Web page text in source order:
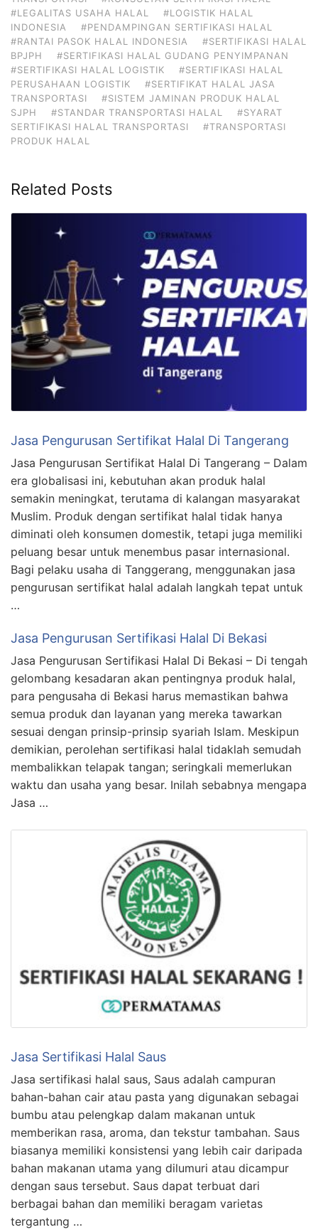
#LEGALITAS USAHA HALAL
#LOGISTIK HALAL
INDONESIA
#PENDAMPINGAN SERTIFIKASI HALAL
#RANTAI PASOK HALAL INDONESIA
#SERTIFIKASI HALAL
BPJPH
#SERTIFIKASI HALAL GUDANG PENYIMPANAN
#SERTIFIKASI HALAL LOGISTIK
#SERTIFIKASI HALAL
PERUSAHAAN LOGISTIK
#SERTIFIKAT HALAL JASA
TRANSPORTASI
#SISTEM JAMINAN PRODUK HALAL
SJPH
#STANDAR TRANSPORTASI HALAL
#SYARAT
SERTIFIKASI HALAL TRANSPORTASI
#TRANSPORTASI
PRODUK HALAL
Related Posts
Jasa Pengurusan Sertifikat Halal Di Tangerang
Jasa Pengurusan Sertifikat Halal Di Tangerang – Dalam
era globalisasi ini, kebutuhan akan produk halal
semakin meningkat, terutama di kalangan masyarakat
Muslim. Produk dengan sertifikat halal tidak hanya
diminati oleh konsumen domestik, tetapi juga memiliki
peluang besar untuk menembus pasar internasional.
Bagi pelaku usaha di Tanggerang, menggunakan jasa
pengurusan sertifikat halal adalah langkah tepat untuk
…
Jasa Pengurusan Sertifikasi Halal Di Bekasi
Jasa Pengurusan Sertifikasi Halal Di Bekasi – Di tengah
gelombang kesadaran akan pentingnya produk halal,
para pengusaha di Bekasi harus memastikan bahwa
semua produk dan layanan yang mereka tawarkan
sesuai dengan prinsip-prinsip syariah Islam. Meskipun
demikian, perolehan sertifikasi halal tidaklah semudah
membalikkan telapak tangan; seringkali memerlukan
waktu dan usaha yang besar. Inilah sebabnya mengapa
Jasa …
Jasa Sertifikasi Halal Saus
Jasa sertifikasi halal saus, Saus adalah campuran
bahan-bahan cair atau pasta yang digunakan sebagai
bumbu atau pelengkap dalam makanan untuk
memberikan rasa, aroma, dan tekstur tambahan. Saus
biasanya memiliki konsistensi yang lebih cair daripada
bahan makanan utama yang dilumuri atau dicampur
dengan saus tersebut. Saus dapat terbuat dari
berbagai bahan dan memiliki beragam varietas
tergantung …